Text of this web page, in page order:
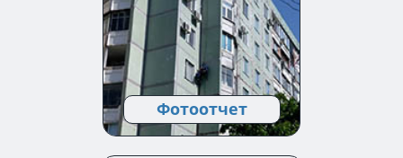
Фотоотчет